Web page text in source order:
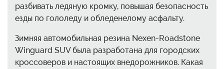
разбивать ледяную кромку, повышая безопасность
езды по гололеду и обледенелому асфальту.
Зимняя автомобильная резина Nexen-Roadstone
Winguard SUV была разработана для городских
кроссоверов и настоящих внедорожников. Какая